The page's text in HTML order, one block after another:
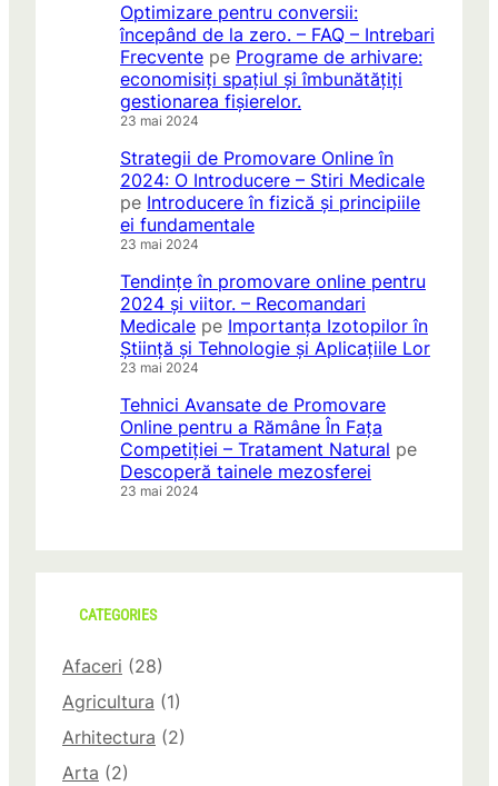
Optimizare pentru conversii:
începând de la zero. – FAQ – Intrebari
Frecvente pe Programe de arhivare:
economisiți spațiul și îmbunătățiți
gestionarea fișierelor.
23 mai 2024
Strategii de Promovare Online în
2024: O Introducere – Stiri Medicale
pe Introducere în fizică și principiile
ei fundamentale
23 mai 2024
Tendințe în promovare online pentru
2024 și viitor. – Recomandari
Medicale pe Importanța Izotopilor în
Știință și Tehnologie și Aplicațiile Lor
23 mai 2024
Tehnici Avansate de Promovare
Online pentru a Rămâne În Fața
Competiției – Tratament Natural pe
Descoperă tainele mezosferei
23 mai 2024
CATEGORIES
Afaceri (28)
Agricultura (1)
Arhitectura (2)
Arta (2)